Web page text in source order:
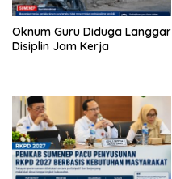
Oknum Guru Diduga Langgar
Disiplin Jam Kerja